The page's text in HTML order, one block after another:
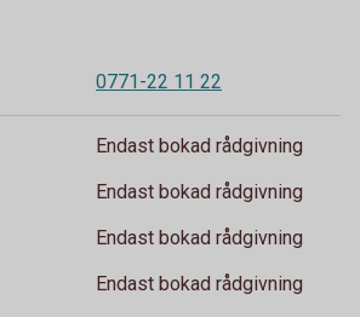
0771-22 11 22
Endast bokad rådgivning
Endast bokad rådgivning
Endast bokad rådgivning
Endast bokad rådgivning